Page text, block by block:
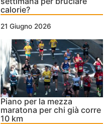
calorie?
21 Giugno 2026
Piano per la mezza
maratona per chi già corre
10 km